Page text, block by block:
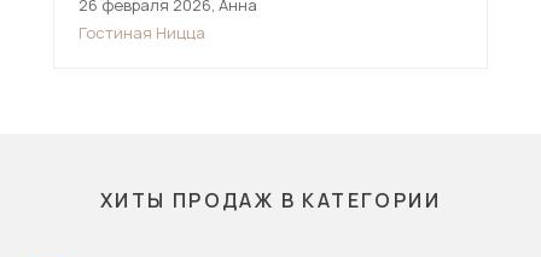
26 февраля 2026, Анна
Гостиная Ницца
ХИТЫ ПРОДАЖ В КАТЕГОРИИ